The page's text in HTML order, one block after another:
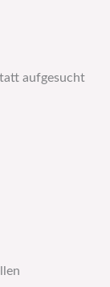
aufgesucht